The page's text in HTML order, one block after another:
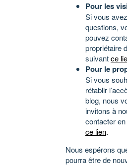
Pour les
Si vous
questions,
pouvez
propriétaire
suivantce
Pour le
Si vous
rétablir
blog, nous
invitons à
contacter
ce lien.
Nous espérons
pourra être de